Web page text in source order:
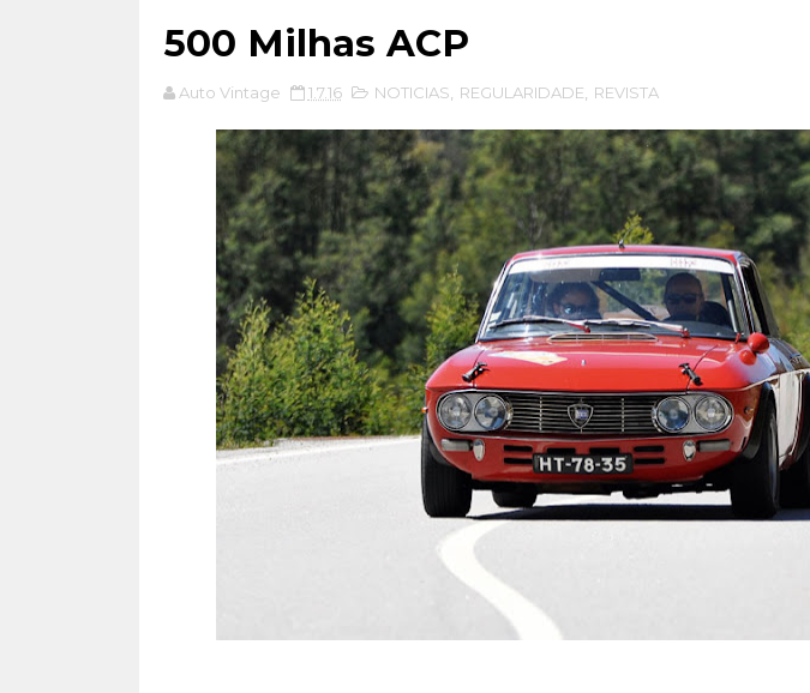
500 Milhas ACP
Auto Vintage 1.7.16 NOTICIAS REGULARIDADE REVISTA